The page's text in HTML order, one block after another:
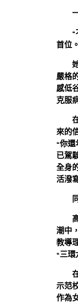
首位。
嚴格
感低
克服
來的
“你還
已駕
全身
活潑
潮中
教導
“三
示范
作為